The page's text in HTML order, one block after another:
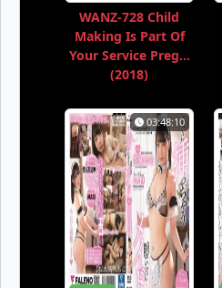
WANZ-728 Child
Making Is Part Of
Your Service Preg...
(2018)
03:48:10